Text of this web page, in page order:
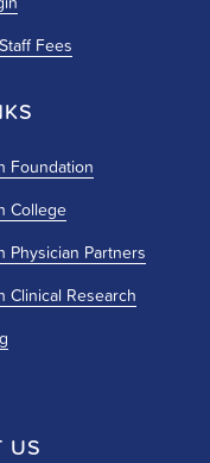
Fees
Foundation
College
Physician Partners
Clinical Research
US